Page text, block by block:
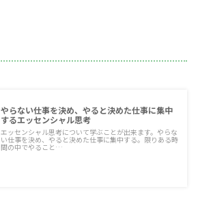
やらない仕事を決め、やると決めた仕事に集中
するエッセンシャル思考
エッセンシャル思考について学ぶことが出来ます。やらな
い仕事を決め、やると決めた仕事に集中する。限りある時
間の中でやること…